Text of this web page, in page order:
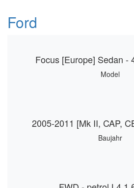
Ford
Focus [Europe] Sedan -
Model
2005-2011 [Mk II, CAP,
Baujahr